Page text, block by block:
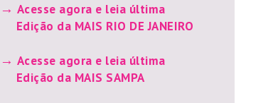
Acesse agora e leia última
Edição da MAIS RIO DE JANEIRO
Acesse agora e leia última
Edição da MAIS SAMPA